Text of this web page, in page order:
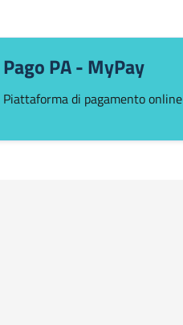
Pago PA - MyPay
Piattaforma di pagamento online